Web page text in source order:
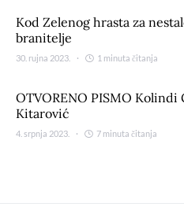
Kod Zelenog hrasta za
branitelje
30. rujna 2023. 1 minuta čitanja
OTVORENO PISMO Kolindi
Kitarović
4. srpnja 2023. 7 minuta čitanja